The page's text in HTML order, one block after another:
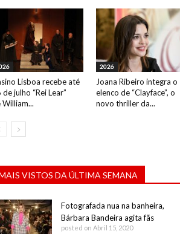
Lisboa recebe até
de julho “Rei Lear”
William...
2026
Joana Ribeiro integra o
elenco de “Clayface”, o
novo thriller da...
VISTOS DA ÚLTIMA SEMANA
Fotografada nua na banheira,
Bárbara Bandeira agita fãs
posted on Abril 15, 2020